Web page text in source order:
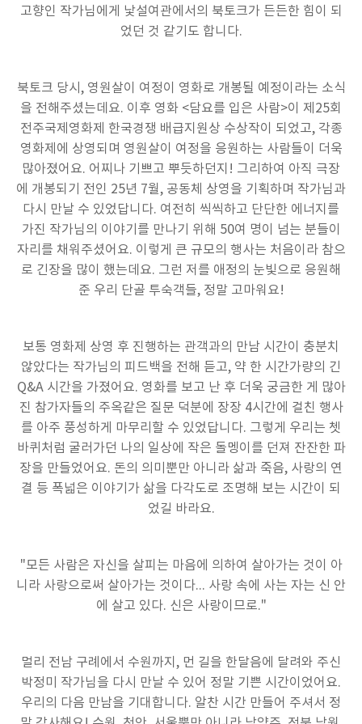
고향인 작가님에게 낯설여관에서의 북토크가 든든한 힘이 되
었던 것 같기도 합니다.
북토크 당시, 영원살이 여정이 영화로 개봉될 예정이라는 소식
을 전해주셨는데요. 이후 영화 <담요를 입은 사람>이 제25회
전주국제영화제 한국경쟁 배급지원상 수상작이 되었고, 각종
영화제에 상영되며 영원살이 여정을 응원하는 사람들이 더욱
많아졌어요. 어찌나 기쁘고 뿌듯하던지! 그리하여 아직 극장
에 개봉되기 전인 25년 7월, 공동체 상영을 기획하며 작가님과
다시 만날 수 있었답니다. 여전히 씩씩하고 단단한 에너지를
가진 작가님의 이야기를 만나기 위해 50여 명이 넘는 분들이
자리를 채워주셨어요. 이렇게 큰 규모의 행사는 처음이라 참으
로 긴장을 많이 했는데요. 그런 저를 애정의 눈빛으로 응원해
준 우리 단골 투숙객들, 정말 고마워요!
보통 영화제 상영 후 진행하는 관객과의 만남 시간이 충분치
않았다는 작가님의 피드백을 전해 듣고, 약 한 시간가량의 긴
Q&A 시간을 가졌어요. 영화를 보고 난 후 더욱 궁금한 게 많아
진 참가자들의 주옥같은 질문 덕분에 장장 4시간에 걸친 행사
를 아주 풍성하게 마무리할 수 있었답니다. 그렇게 우리는 쳇
바퀴처럼 굴러가던 나의 일상에 작은 돌멩이를 던져 잔잔한 파
장을 만들었어요. 돈의 의미뿐만 아니라 삶과 죽음, 사랑의 연
결 등 폭넓은 이야기가 삶을 다각도로 조명해 보는 시간이 되
었길 바라요.
"모든 사람은 자신을 살피는 마음에 의하여 살아가는 것이 아
니라 사랑으로써 살아가는 것이다... 사랑 속에 사는 자는 신 안
에 살고 있다. 신은 사랑이므로."
멀리 전남 구례에서 수원까지, 먼 길을 한달음에 달려와 주신
박정미 작가님을 다시 만날 수 있어 정말 기쁜 시간이었어요.
우리의 다음 만남을 기대합니다. 알찬 시간 만들어 주셔서 정